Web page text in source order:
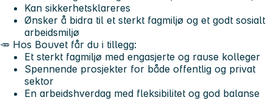
Kan sikkerhetsklareres
Ønsker å bidra til et sterkt fagmiljø og et godt sosialt
arbeidsmiljø
🥕 Hos Bouvet får du i tillegg:
Et sterkt fagmiljø med engasjerte og rause kolleger
Spennende prosjekter for både offentlig og privat
sektor
En arbeidshverdag med fleksibilitet og god balanse